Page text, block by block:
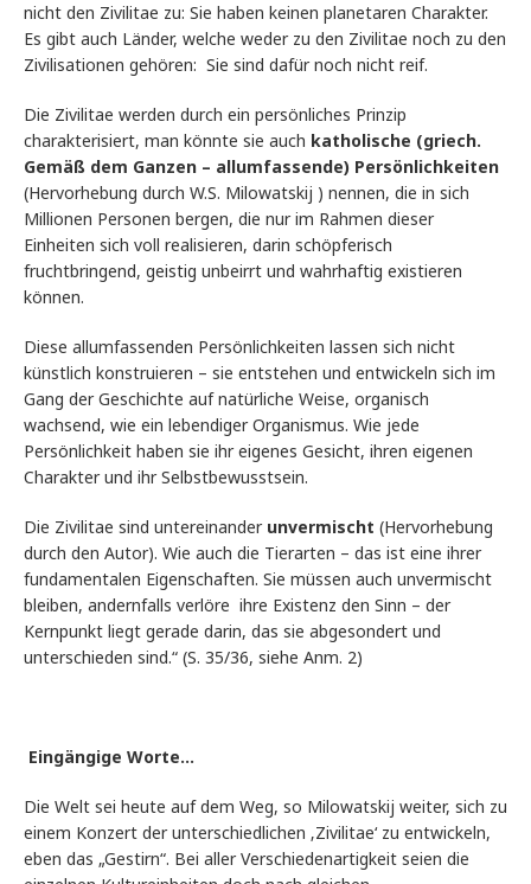
nicht den Zivilitae zu: Sie haben keinen planetaren Charakter.
Es gibt auch Länder, welche weder zu den Zivilitae noch zu den
Zivilisationen gehören: Sie sind dafür noch nicht reif.
Die Zivilitae werden durch ein persönliches Prinzip
charakterisiert, man könnte sie auch katholische (griech.
Gemäß dem Ganzen – allumfassende) Persönlichkeiten
(Hervorhebung durch W.S. Milowatskij ) nennen, die in sich
Millionen Personen bergen, die nur im Rahmen dieser
Einheiten sich voll realisieren, darin schöpferisch
fruchtbringend, geistig unbeirrt und wahrhaftig existieren
können.
Diese allumfassenden Persönlichkeiten lassen sich nicht
künstlich konstruieren – sie entstehen und entwickeln sich im
Gang der Geschichte auf natürliche Weise, organisch
wachsend, wie ein lebendiger Organismus. Wie jede
Persönlichkeit haben sie ihr eigenes Gesicht, ihren eigenen
Charakter und ihr Selbstbewusstsein.
Die Zivilitae sind untereinander unvermischt (Hervorhebung
durch den Autor). Wie auch die Tierarten – das ist eine ihrer
fundamentalen Eigenschaften. Sie müssen auch unvermischt
bleiben, andernfalls verlöre ihre Existenz den Sinn – der
Kernpunkt liegt gerade darin, das sie abgesondert und
unterschieden sind.“ (S. 35/36, siehe Anm. 2)
Eingängige Worte…
Die Welt sei heute auf dem Weg, so Milowatskij weiter, sich zu
einem Konzert der unterschiedlichen ‚Zivilitae‘ zu entwickeln,
eben das „Gestirn“. Bei aller Verschiedenartigkeit seien die